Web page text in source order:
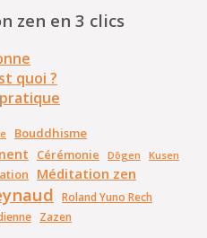
zen en 3 clics
quoi ?
Bouddhisme
Cérémonie Dōgen Kusen
Méditation zen
Roland Yuno Rech
Zazen